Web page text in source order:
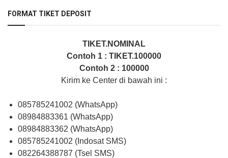
FORMAT TIKET DEPOSIT
TIKET.NOMINAL
Contoh 1 : TIKET.100000
Contoh 2 : 100000
Kirim ke Center di bawah ini :
085785241002 (WhatsApp)
08984883361 (WhatsApp)
08984883362 (WhatsApp)
085785241002 (Indosat SMS)
082264388787 (Tsel SMS)